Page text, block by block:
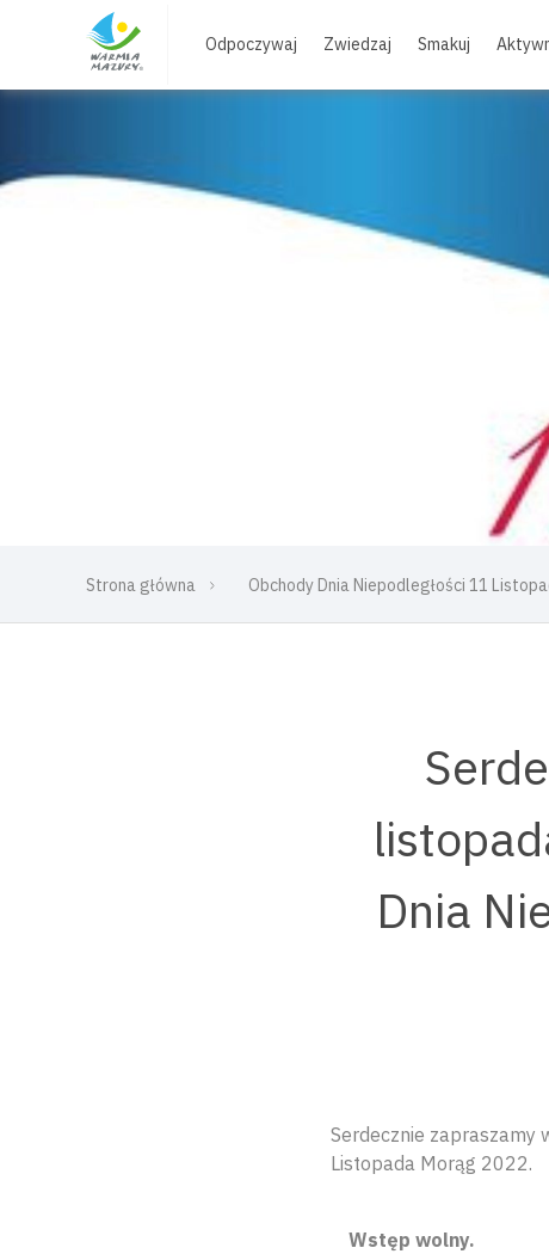
Odpoczywaj Zwiedzaj Smakuj
Strona główna Obchody Dnia Niepodległości 11
Dnia
Serdecznie zapraszamy
Listopada Morąg 2022.
Wstęp wolny.